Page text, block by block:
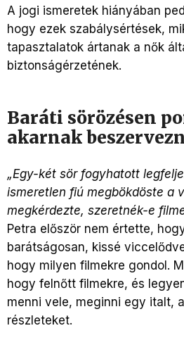
A jogi ismeretek hiányában
hogy ezek szabálysértések,
tapasztalatok ártanak a nők
biztonságérzetének.
Baráti sörözésen
akarnak
„Egy-két sör fogyhatott
ismeretlen fiú megbökdöste a
megkérdezte, szeretnék-e
Petra először nem értette,
barátságosan, kissé
hogy milyen filmekre gondol.
hogy felnőtt filmekre, és
menni vele, meginni egy italt,
részleteket.